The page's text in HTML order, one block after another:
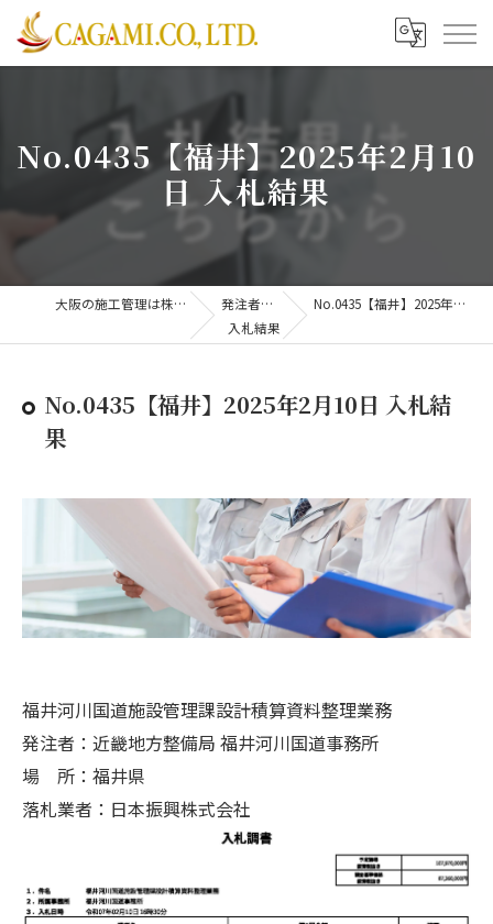
No.0435【福井】2025年2月10
日 入札結果
大阪の施工管理は株式会社CAGAMI
発注者支援業務
入札結果
No.0435【福井】2025年2月10日 入札結果
No.0435【福井】2025年2月10日 入札結
果
福井河川国道施設管理課設計積算資料整理業務
発注者：近畿地方整備局 福井河川国道事務所
場 所：福井県
落札業者：日本振興株式会社